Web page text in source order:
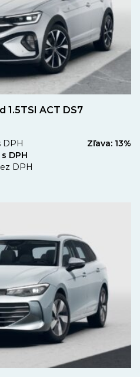
1.5TSI ACT DS7
Zľava: 13%
DPH
DPH
DPH